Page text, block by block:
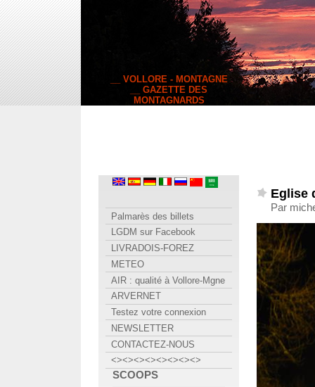
__ VOLLORE - MONTAGNE
__ GAZETTE DES
MONTAGNARDS
Eglise
Par
Palmarès des billets
LGDM sur Facebook
LIVRADOIS-FOREZ
METEO
AIR : qualité à Vollore-Mgne
ARVERNET
Testez votre connexion
NEWSLETTER
CONTACTEZ-NOUS
<><><><><><><><>
SCOOPS